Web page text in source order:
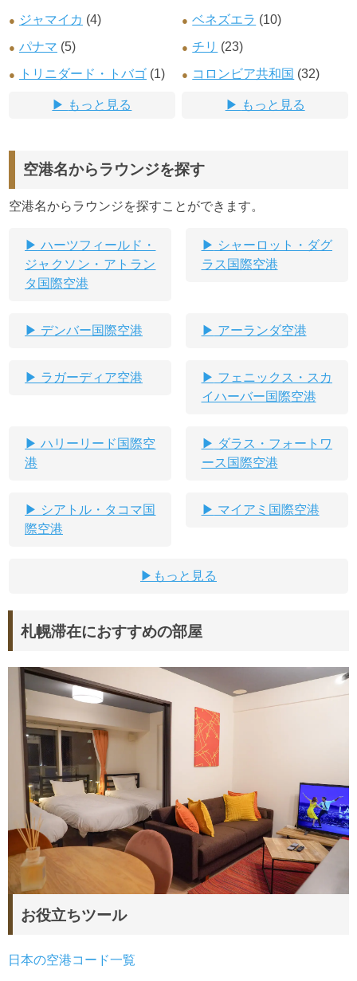
ジャマイカ (4)
パナマ (5)
トリニダード・トバゴ (1)
もっと見る
ベネズエラ (10)
チリ (23)
コロンビア共和国 (32)
もっと見る
空港名からラウンジを探す
空港名からラウンジを探すことができます。
ハーツフィールド・
ジャクソン・アトラン
タ国際空港
シャーロット・ダグ
ラス国際空港
デンバー国際空港 アーランダ空港
ラガーディア空港
フェニックス・スカ
イハーバー国際空港
ハリーリード国際空
港
ダラス・フォートワ
ース国際空港
シアトル・タコマ国
際空港
マイアミ国際空港
もっと見る
札幌滞在におすすめの部屋
お役立ちツール
日本の空港コード一覧